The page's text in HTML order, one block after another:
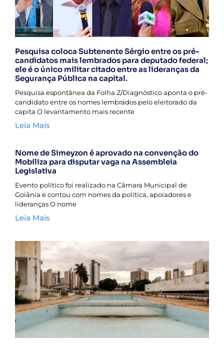
Pesquisa coloca Subtenente Sérgio entre os pré-
candidatos mais lembrados para deputado federal;
ele é o único militar citado entre as lideranças da
Segurança Pública na capital.
Pesquisa espontânea da Folha Z/Diagnóstico aponta o pré-
candidato entre os nomes lembrados pelo eleitorado da
capita O levantamento mais recente
Leia Mais
Nome de Simeyzon é aprovado na convenção do
Mobiliza para disputar vaga na Assembleia
Legislativa
Evento político foi realizado na Câmara Municipal de
Goiânia e contou com nomes da política, apoiadores e
lideranças O nome
Leia Mais